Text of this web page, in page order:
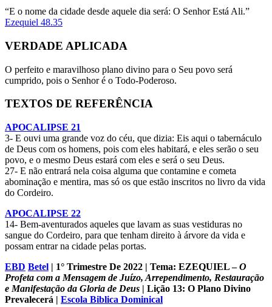
“E o nome da cidade desde aquele dia será: O Senhor Está Ali.”
Ezequiel 48.35
VERDADE APLICADA
O perfeito e maravilhoso plano divino para o Seu povo será
cumprido, pois o Senhor é o Todo-Poderoso.
TEXTOS DE REFERÊNCIA
APOCALIPSE 21
3- E ouvi uma grande voz do céu, que dizia: Eis aqui o tabernáculo
de Deus com os homens, pois com eles habitará, e eles serão o seu
povo, e o mesmo Deus estará com eles e será o seu Deus.
27- E não entrará nela coisa alguma que contamine e cometa
abominação e mentira, mas só os que estão inscritos no livro da vida
do Cordeiro.
APOCALIPSE 22
14- Bem-aventurados aqueles que lavam as suas vestiduras no
sangue do Cordeiro, para que tenham direito à árvore da vida e
possam entrar na cidade pelas portas.
EBD Betel | 1° Trimestre De 2022 | Tema: EZEQUIEL –O
Profeta com a Mensagem de Juízo, Arrependimento, Restauração
e Manifestação da Gloria de Deus | Lição 13: O Plano Divino
Prevalecerá | Escola Biblica Dominical